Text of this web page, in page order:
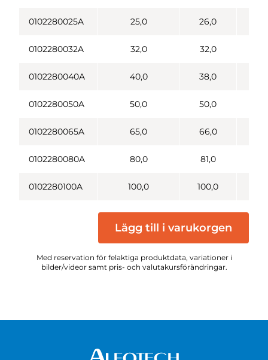
0102280025A 25,0 26,0
0102280032A 32,0 32,0
0102280040A 40,0 38,0
0102280050A 50,0 50,0
0102280065A 65,0 66,0
0102280080A 80,0 81,0
0102280100A 100,0 100,0
Lägg till i varukorgen
Med reservation för felaktiga produktdata, variationer i
bilder/videor samt pris- och valutakursförändringar.